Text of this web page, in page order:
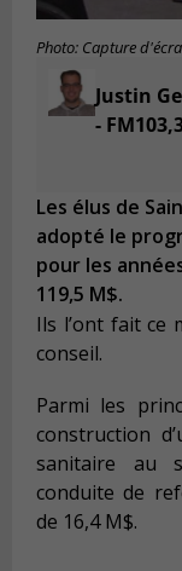
Photo: Capture
Justin
-
Les élus de
adopté le
pour les
119,5 M$.
Ils l’ont fait ce
conseil.
Parmi les
construction
sanitaire au
conduite de
de 16,4 M$.